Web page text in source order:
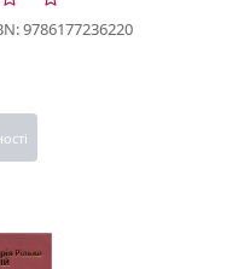
9786177236220